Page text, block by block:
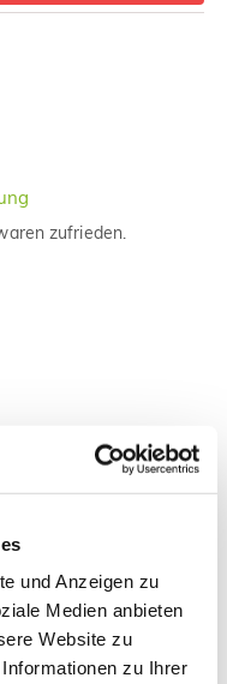
und Anzeigen zu
Medien anbieten
Website zu
zu Ihrer
zufrieden.
Es ist toll, dass